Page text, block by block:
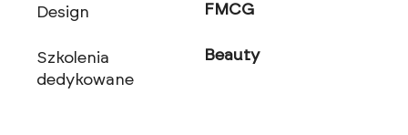
Design
Szkolenia
dedykowane
FMCG
Beauty